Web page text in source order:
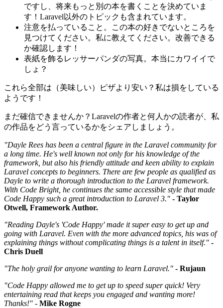
ですし、将来もっと別の本を書くことを決めていま
す！Laravel以外のトピックも含まれています。
注意を払っていること。この本の好きでないところを
見つけてください。私に教えてください。改善できる
か確認します！
表紙を飾るレッサーパンダの写真。本当にカワイイで
しょ？
これら全部は（美味しい）ピザより安い？私は損をしている
ようです！
まだ確信できませんか？Laravelの作者と何人かの読者が、私
の作品をどう言っているかをシェアしましょう。
"Dayle Rees has been a central figure in the Laravel community for
a long time. He's well known not only for his knowledge of the
framework, but also his friendly attitude and keen ability to explain
Laravel concepts to beginners. There are few people as qualified as
Dayle to write a thorough introduction to the Laravel framework.
With Code Bright, he continues the same accessible style that made
Code Happy such a great introduction to Laravel 3." - Taylor
Otwell, Framework Author.
"Reading Dayle's 'Code Happy' made it super easy to get up and
going with Laravel. Even with the more advanced topics, his was of
explaining things without complicating things is a talent in itself." -
Chris Duell
"The holy grail for anyone wanting to learn Laravel." - Rujaun
"Code Happy allowed me to get up to speed super quick! Very
entertaining read that keeps you engaged and wanting more!
Thanks!" - Mike Rogne